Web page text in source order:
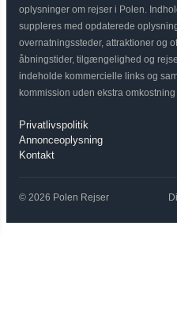
oplysninger om rejser i Polen.
suppleres med opdaterede
overnatningssteder, attraktioner og
åbningstider, tilgængelighed og
indeholde kommercielle links og
kommission uden ekstra
Privatlivspolitik
Annonceoplysning
Kontakt
© 2026 Polen Rejser